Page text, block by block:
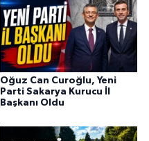
Oğuz Can Curoğlu, Yeni
Parti Sakarya Kurucu İl
Başkanı Oldu